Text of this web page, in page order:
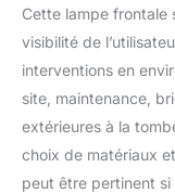
Cette lampe frontale
visibilité de
interventions en
site, maintenance,
extérieures à la
choix de matériaux
peut être pertinent